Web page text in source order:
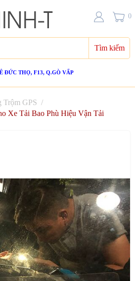
Tìm kiếm
ĐỨC THỌ, F13, Q.GÒ VẤP
0
Trộm GPS /
Xe Tải Bao Phù Hiệu Vận Tải